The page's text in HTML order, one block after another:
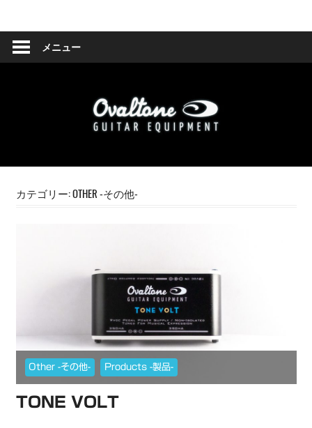
ン
Ovaltone
-
handmade
effect
メニュー
カテゴリー:OTHER -その他-
Other -その他- Products -製品-
TONE VOLT